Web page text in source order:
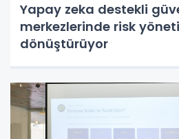
Yapay zeka destekli
merkezlerinde risk
dönüştürüyor